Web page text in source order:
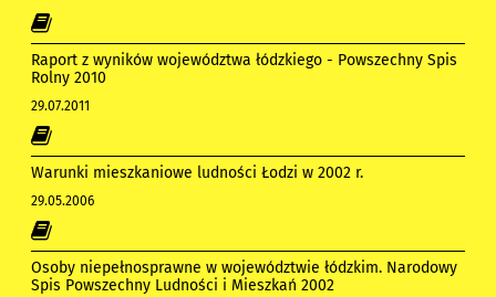
Raport z wyników województwa łódzkiego - Powszechny Spis
Rolny 2010
29.07.2011
Warunki mieszkaniowe ludności Łodzi w 2002 r.
29.05.2006
Osoby niepełnosprawne w województwie łódzkim. Narodowy
Spis Powszechny Ludności i Mieszkań 2002